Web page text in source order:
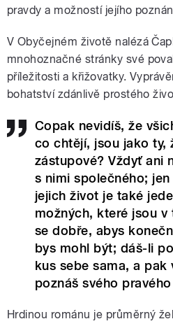
pravdy a možností jejího
V Obyčejném životě nalézá
mnohoznačné stránky své
příležitosti a křižovatky.
bohatství zdánlivě prostého
Copak nevidíš, že
co chtějí, jsou jako ty,
zástupové? Vždyť ani
s nimi společného;
jejich život je také
možných, které jsou v
se dobře, abys
bys mohl být; dáš-li
kus sebe sama, a pak
poznáš svého
Hrdinou románu je průměrný